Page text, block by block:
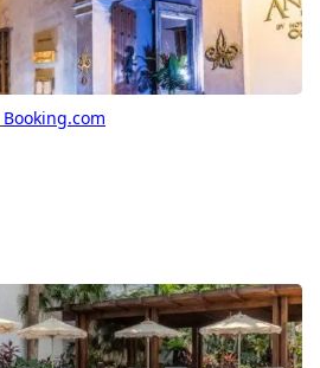
Booking.com